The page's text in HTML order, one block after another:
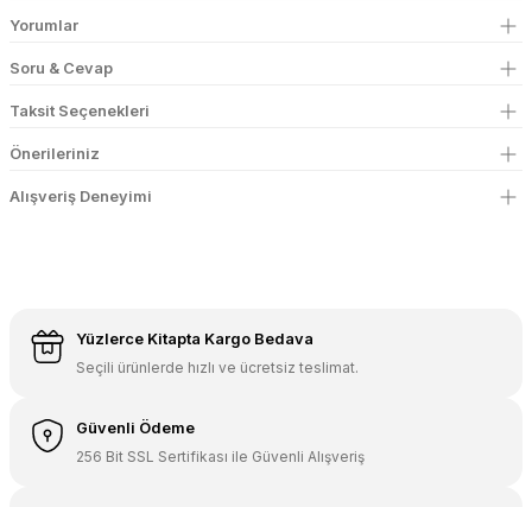
Yorumlar
Soru & Cevap
Taksit Seçenekleri
Önerileriniz
Alışveriş Deneyimi
Yüzlerce Kitapta Kargo Bedava
Seçili ürünlerde hızlı ve ücretsiz teslimat.
Güvenli Ödeme
256 Bit SSL Sertifikası ile Güvenli Alışveriş